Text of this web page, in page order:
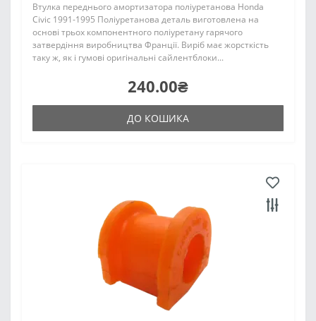
Втулка переднього амортизатора поліуретанова Honda
Civic 1991-1995 Поліуретанова деталь виготовлена на
основі трьох компонентного поліуретану гарячого
затвердіння виробництва Франції. Виріб має жорсткість
таку ж, як і гумові оригінальні сайлентблоки...
240.00₴
ДО КОШИКА